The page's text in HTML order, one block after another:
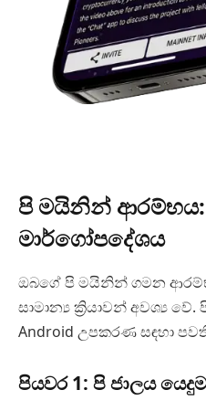
පි මයිනින්
මාර්ගෝපදේශය
ඔබගේ පි මයිනින් ගමන
සාමාන්‍ය ක්‍රියාවන් අවශ්‍ය
Android උපකරණ සඳහා
පියවර 1: පි ජාලය